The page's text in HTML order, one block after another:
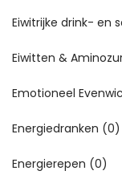
Eiwitrijke drink- en
Eiwitten &
Emotioneel
Energiedranken (0)
Energierepen (0)